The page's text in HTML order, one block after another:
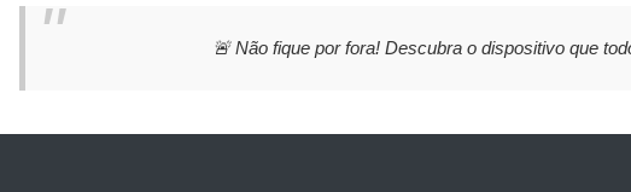
🚨 Não fique por fora! Descubra o dispositivo que